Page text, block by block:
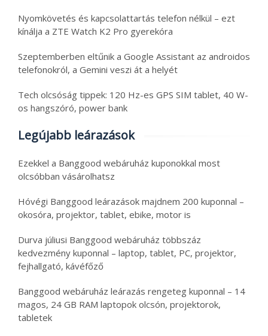
Nyomkövetés és kapcsolattartás telefon nélkül – ezt
kínálja a ZTE Watch K2 Pro gyerekóra
Szeptemberben eltűnik a Google Assistant az androidos
telefonokról, a Gemini veszi át a helyét
Tech olcsóság tippek: 120 Hz-es GPS SIM tablet, 40 W-
os hangszóró, power bank
Legújabb leárazások
Ezekkel a Banggood webáruház kuponokkal most
olcsóbban vásárolhatsz
Hóvégi Banggood leárazások majdnem 200 kuponnal –
okosóra, projektor, tablet, ebike, motor is
Durva júliusi Banggood webáruház többszáz
kedvezmény kuponnal – laptop, tablet, PC, projektor,
fejhallgató, kávéfőző
Banggood webáruház leárazás rengeteg kuponnal – 14
magos, 24 GB RAM laptopok olcsón, projektorok,
tabletek